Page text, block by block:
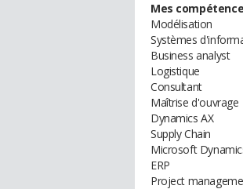
Mes
Modélisation
Systèmes
Business analyst
Logistique
Consultant
Maîtrise d'ouvrage
Dynamics AX
Supply Chain
Microsoft
ERP
Project